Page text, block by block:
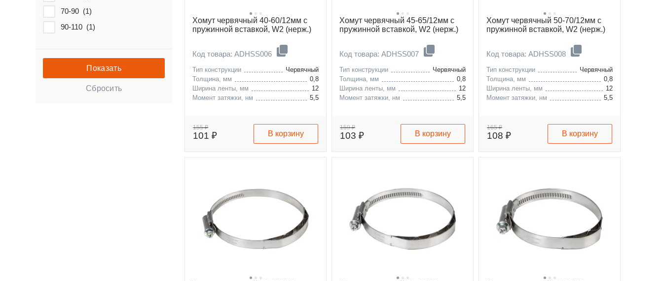
70-90 (1)
90-110 (1)
Хомут червячный 40-60/12мм с
пружинной вставкой, W2 (нерж.)
Код товара: ADHSS006
Тип конструкции
Червячный
Толщина, мм
0,8
Ширина ленты, мм
12
Момент затяжки, нм
5,5
155 ₽
101 ₽ В корзину
Хомут червячный 45-65/12мм с
пружинной вставкой, W2 (нерж.)
Код товара: ADHSS007
Тип конструкции
Червячный
Толщина, мм
0,8
Ширина ленты, мм
12
Момент затяжки, нм
5,5
159 ₽
103 ₽ В корзину
Хомут червячный 50-70/12мм с
пружинной вставкой, W2 (нерж.)
Код товара: ADHSS008
Тип конструкции
Червячный
Толщина, мм
0,8
Ширина ленты, мм
12
Момент затяжки, нм
5,5
165 ₽
108 ₽ В корзину